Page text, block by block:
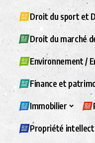
Droit du sport et
Droit du marché
Environnement /
Finance et
Immobilier
Propriété